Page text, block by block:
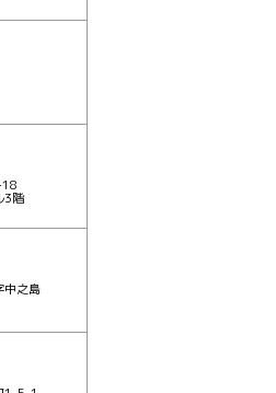
3階
中之島